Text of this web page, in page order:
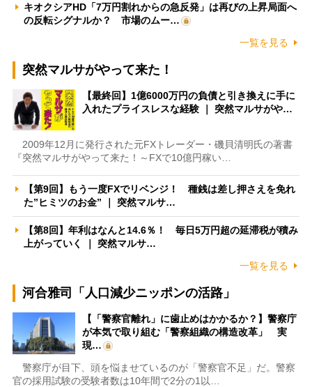
キオクシアHD「7万円割れからの急反発」は再びの上昇局面へ
の反転シグナルか？ 市場のムー…
一覧を見る
突然マルサがやって来た！
【最終回】1億6000万円の負債と引き換えに手に
入れたプライスレスな経験 ｜ 突然マルサがや…
2009年12月に発行された元FXトレーダー・磯貝清明氏の著書
『突然マルサがやって来た！～FXで10億円稼い…
【第9回】もう一度FXでリベンジ！ 種銭は差し押さえを免れ
た”ヒミツのお金” ｜ 突然マルサ…
【第8回】年利はなんと14.6％！ 毎日5万円超の延滞税が積み
上がっていく ｜ 突然マルサ…
一覧を見る
河合雅司「人口減少ニッポンの活路」
【「警察官離れ」に歯止めはかかるか？】警察庁
が本気で取り組む「警察組織の構造改革」 実
現…
警察庁が目下、頭を悩ませているのが「警察官不足」だ。警察
官の採用試験の受験者数は10年間で2分の1以…